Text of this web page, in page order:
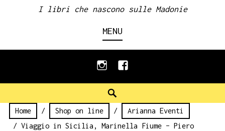
I libri che nascono sulle Madonie
MENU
instagramfacebook
Home / Shop on line /
Arianna Eventi
/ Viaggio in Sicilia, Marinella Fiume – Piero